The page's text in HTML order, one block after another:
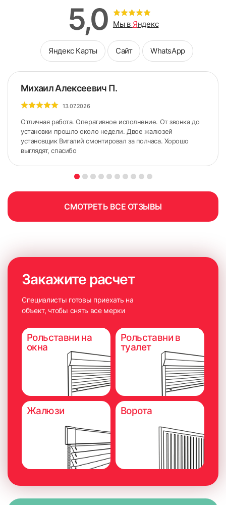
5,0 Мы в Яндекс
Яндекс Карты Сайт WhatsApp
Михаил Алексеевич П.
13.07.2026
Отличная работа. Оперативное исполнение. От звонка до
установки прошло около недели. Двое жалюзей
установщик Виталий смонтировал за полчаса. Хорошо
выглядят, спасибо
СМОТРЕТЬ ВСЕ ОТЗЫВЫ
Закажите расчет
Специалисты готовы приехать на
объект, чтобы снять все мерки
Рольставни на
окна
Рольставни в
туалет
Жалюзи Ворота